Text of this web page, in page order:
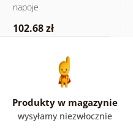
napoje
102.68 zł
Produkty w magazynie
wysyłamy niezwłocznie